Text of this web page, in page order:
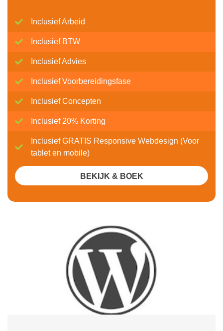
Inclusief Arbeid
Inclusief BTW
Inclusief Advies
Inclusief Voorbereidingsfase
Inclusief Concepten
Inclusief 20% Korting
Inclusief GRATIS Responsive Webdesign (Voor
tablet en mobile)
BEKIJK & BOEK